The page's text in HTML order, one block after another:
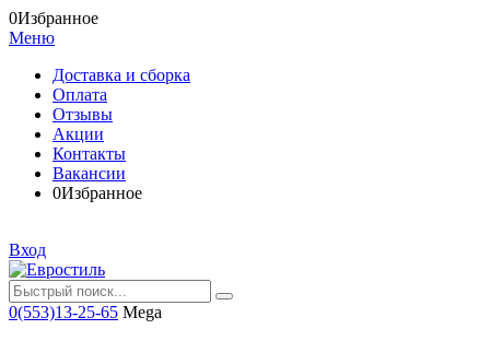
0Избранное
Меню
Доставка и сборка
Оплата
Отзывы
Акции
Контакты
Вакансии
0Избранное
Вход
0(553)13-25-65 Mega